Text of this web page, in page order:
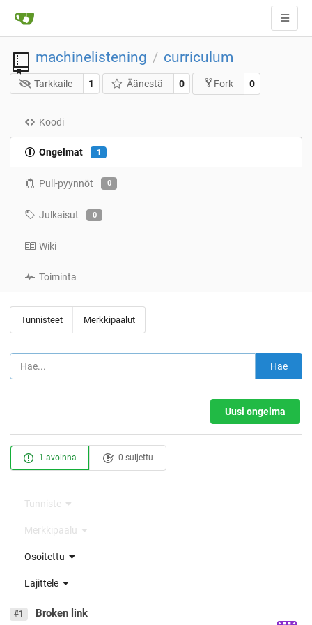
machinelistening / curriculum
Tarkkaile 1 Äänestä 0 Fork 0
Koodi
Ongelmat 1
Pull-pyynnöt 0
Julkaisut 0
Wiki
Toiminta
Tunnisteet Merkkipaalut
Hae
Uusi ongelma
1 avoinna 0 suljettu
Tunniste
Merkkipaalu
Osoitettu
Lajittele
#1 Broken link